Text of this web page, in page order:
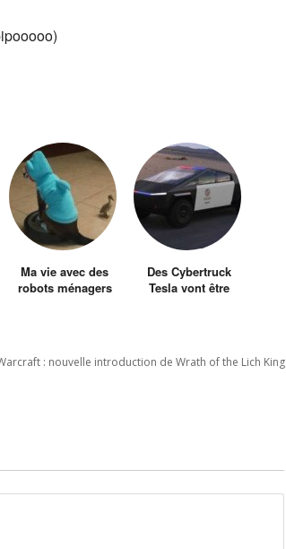
Ma vie avec des
robots ménagers
Des Cybertruck
Tesla vont être
: nouvelle introduction de Wrath of the Lich King